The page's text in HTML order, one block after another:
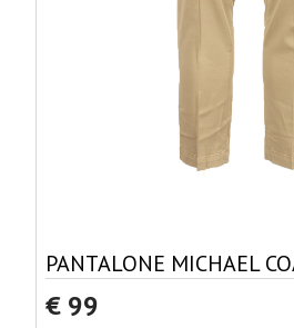
PANTALONE MICHAEL
€ 99